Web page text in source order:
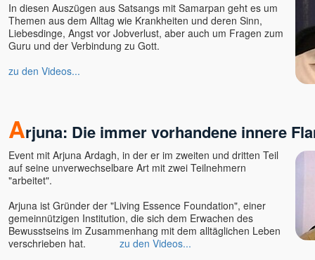
In diesen Auszügen aus Satsangs mit Samarpan geht es um
Themen aus dem Alltag wie Krankheiten und deren Sinn,
Liebesdinge, Angst vor Jobverlust, aber auch um Fragen zum
Guru und der Verbindung zu Gott.
zu den Videos...
Arjuna: Die immer vorhandene innere
Event mit Arjuna Ardagh, in der er im zweiten und dritten Teil
auf seine unverwechselbare Art mit zwei Teilnehmern
"arbeitet".
Arjuna ist Gründer der "Living Essence Foundation", einer
gemeinnützigen Institution, die sich dem Erwachen des
Bewusstseins im Zusammenhang mit dem alltäglichen Leben
verschrieben hat. zu den Videos...